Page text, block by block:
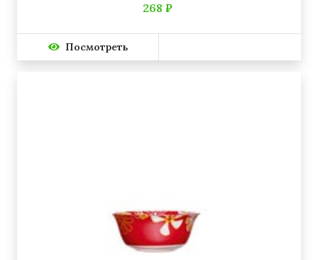
268 ₽
Посмотреть